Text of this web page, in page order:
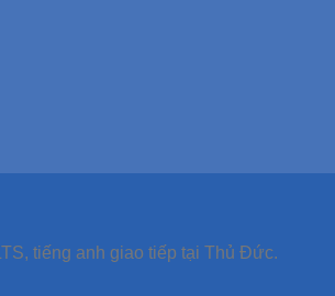
tiếng anh giao tiếp tại Thủ Đức.